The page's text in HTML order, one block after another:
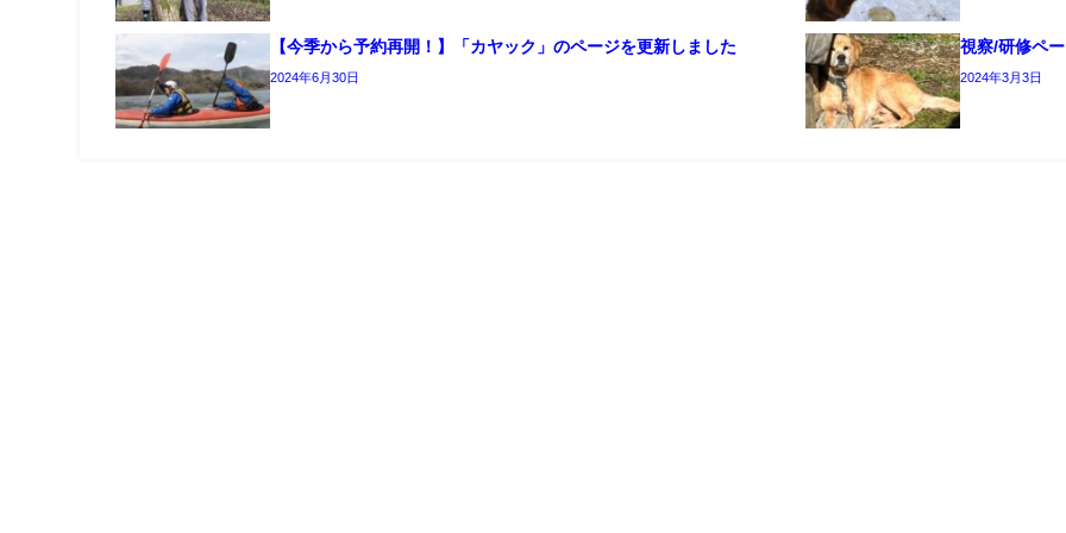
【今季から予約再開！】「カヤック」のページを更新しました
2024年6月30日
視察/研修ペ
2024年3月3日